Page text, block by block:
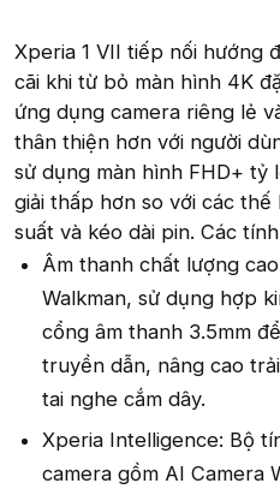
Xperia 1 VII tiếp nối hướng
cãi khi từ bỏ màn hình 4K
ứng dụng camera riêng lẻ
thân thiện hơn với người
sử dụng màn hình FHD+ tỷ
giải thấp hơn so với các
suất và kéo dài pin. Các
Âm thanh chất lượng
Walkman, sử dụng hợp
cổng âm thanh 3.5mm
truyền dẫn, nâng cao
tai nghe cắm dây.
Xperia Intelligence: Bộ
camera gồm AI Camera